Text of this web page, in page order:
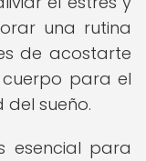
una rutina
de acostarte
para el
sueño.
esencial para